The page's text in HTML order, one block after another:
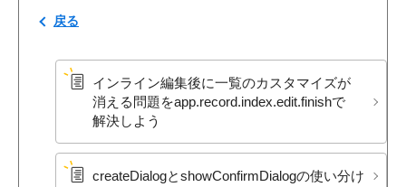
戻る
インライン編集後に​一覧の​カスタマイズが​
消える​問題を​app.record.index.edit.finishで​
解決しよう
createDialogと​showConfirmDialogの​使い分け